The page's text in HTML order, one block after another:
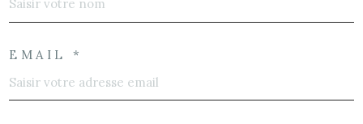
EMAIL *